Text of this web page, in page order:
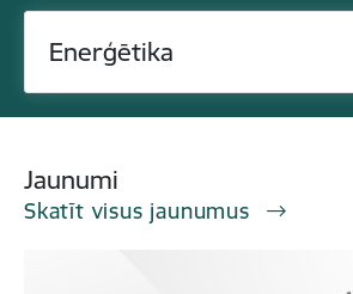
Enerģētika
Jaunumi
Skatīt visus jaunumus